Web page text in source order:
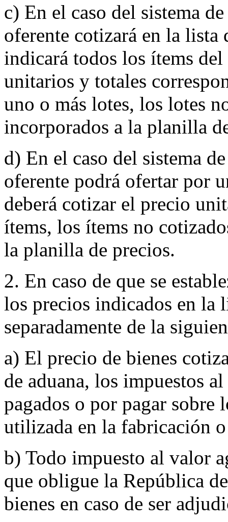
c) En el caso del sistema
oferente cotizará en la lista
indicará todos los ítems
unitarios y totales
uno o más lotes, los lotes
incorporados a la planilla
d) En el caso del sistema
oferente podrá ofertar por
deberá cotizar el precio
ítems, los ítems no
la planilla de precios.
2. En caso de que se
los precios indicados en la
separadamente de la
a) El precio de bienes
de aduana, los impuestos
pagados o por pagar sobre
utilizada en la fabricación
b) Todo impuesto al valor
que obligue la República
bienes en caso de ser